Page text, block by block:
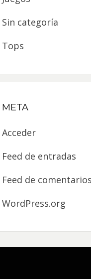
Sin categoría
Tops
META
Acceder
Feed de entradas
Feed de comentarios
WordPress.org